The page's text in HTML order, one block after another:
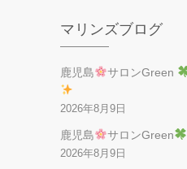
マリンズブログ
鹿児島 サロンGreen
2026年8月9日
鹿児島 サロンGreen
2026年8月9日